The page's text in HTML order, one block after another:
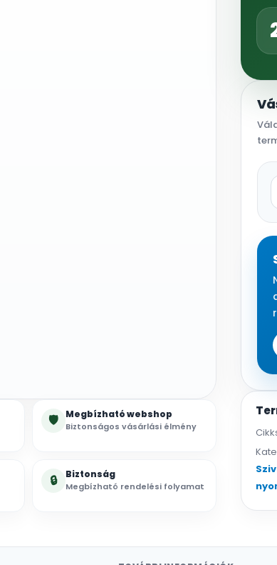
🛡 Megbízható webshop
Biztonságos vásárlási élmény
🔒 Biztonság
Megbízható rendelési folyamat